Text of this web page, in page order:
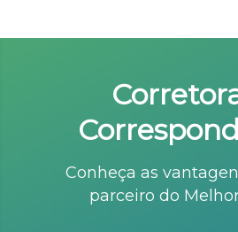
Conheça as
parceiro do